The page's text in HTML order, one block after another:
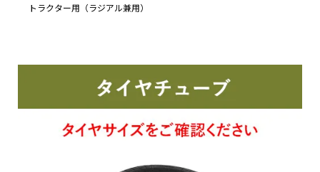
トラクター用（ラジアル兼用）